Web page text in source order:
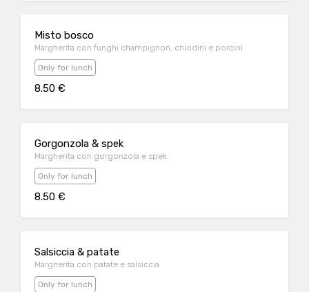
Misto bosco
Margherita con funghi champignon, chiodini e porcini
Only for lunch
8.50 €
Gorgonzola & spek
Margherita con gorgonzola e spek
Only for lunch
8.50 €
Salsiccia & patate
Margherita con patate e salsiccia
Only for lunch